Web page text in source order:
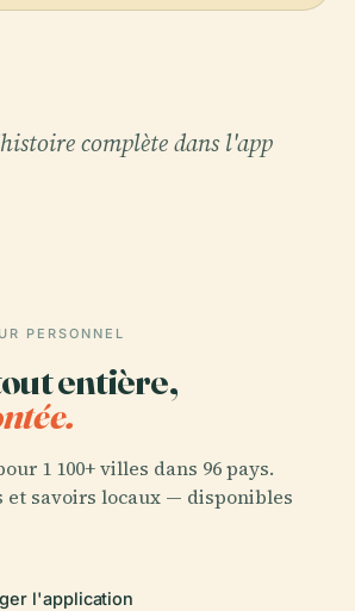
complète dans l'app
PERSONNEL
entière,
1 100+ villes dans 96 pays.
et savoirs locaux — disponibles
l'application